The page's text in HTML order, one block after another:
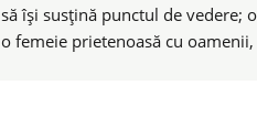
să îşi susţină punctul de vedere;
o femeie prietenoasă cu